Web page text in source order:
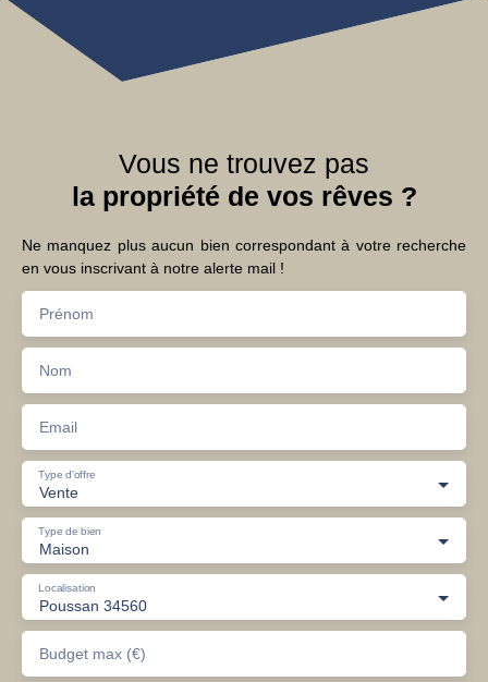
Vous ne trouvez pas
la propriété de vos rêves ?
Ne manquez plus aucun bien correspondant à votre recherche
en vous inscrivant à notre alerte mail !
Prénom
Nom
Email
Vente
Type d'offre
Maison
Type de bien
Poussan 34560
Localisation
Budget max (€)